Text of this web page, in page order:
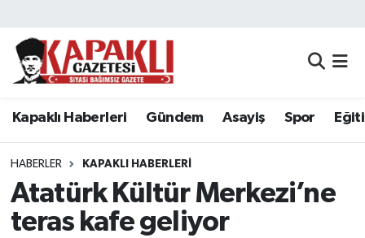
Kapaklı Haberleri Gündem Asayiş Spor
HABERLER KAPAKLI HABERLERI
Atatürk Kültür Merkezi’ne
teras kafe geliyor
Kapaklı Haberleri
Asayiş
Spor
Eğitim
Tekirdağ Nöbetçi Eczaneler
Tekirdağ Namaz Vakitleri
Tekirdağ Trafik Yoğunluk Haritası
Süper Lig Puan Durumu ve Fikstür